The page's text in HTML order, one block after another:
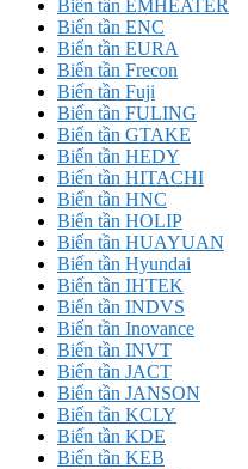
Biến tần EMHEATER
Biến tần ENC
Biến tần EURA
Biến tần Frecon
Biến tần Fuji
Biến tần FULING
Biến tần GTAKE
Biến tần HEDY
Biến tần HITACHI
Biến tần HNC
Biến tần HOLIP
Biến tần HUAYUAN
Biến tần Hyundai
Biến tần IHTEK
Biến tần INDVS
Biến tần Inovance
Biến tần INVT
Biến tần JACT
Biến tần JANSON
Biến tần KCLY
Biến tần KDE
Biến tần KEB